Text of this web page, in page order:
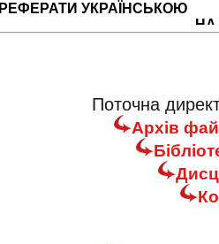
РЕФЕРАТИ УКРАЇНСЬКОЮ
НА
Поточна
Архів